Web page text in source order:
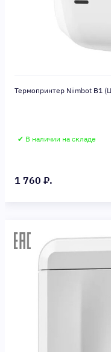
Термопринтер Niimbot B1
✔ В наличии на складе
1 760 ₽.